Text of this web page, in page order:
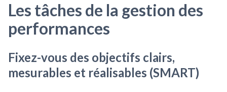
Les tâches de la gestion des
performances
Fixez-vous des objectifs clairs,
mesurables et réalisables (SMART)